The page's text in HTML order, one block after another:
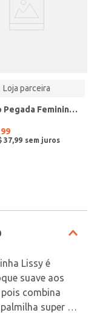
Loja parceira
Chinelo Pegada Feminino em Couro Caramelo 234702-03
99
37 99
Lissy é
suave aos
combina
super